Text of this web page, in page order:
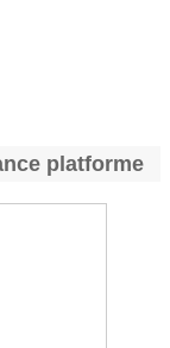
platforme